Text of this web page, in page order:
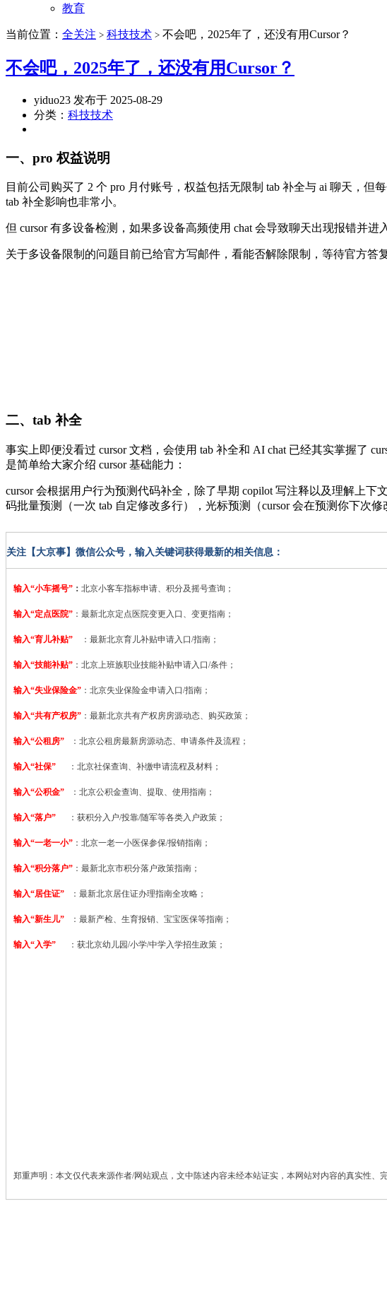
教育
当前位置： 全关注 > 科技技术 > 不会吧，2025年了，还没有用Cursor？
不会吧，2025年了，还没有用Cursor？
yiduo23 发布于 2025-08-29
分类： 科技技术
一、pro 权益说明
目前公司购买了 2 个 pro 月付账号，权益包括无限制 tab 补全与 ai 聊天，
tab 补全影响也非常小。
但 cursor 有多设备检测，如果多设备高频使用 chat 会导致聊天出现报错并进
关于多设备限制的问题目前已给官方写邮件，看能否解除限制，等待官方答
二、tab 补全
事实上即便没看过 cursor 文档，会使用 tab 补全和 AI chat 已经其实掌握了
是简单给大家介绍 cursor 基础能力：
cursor 会根据用户行为预测代码补全，除了早期 copilot 写注释以及理解上
码批量预测（一次 tab 自定修改多行），光标预测（cursor 会在预测你下次修
关注【大京事】微信公众号，输入关键词获得最新的相关信息：
输入“小车摇号” ： 北京小客车指标申请、积分及摇号查询；
输入“定点医院” ： 最新北京定点医院变更入口、变更指南；
输入“育儿补贴” ：最新北京育儿补贴申请入口/指南；
输入“技能补贴” ： 北京上班族职业技能补贴申请入口/条件；
输入“失业保险金” ：北京失业保险金申请入口/指南；
输入“共有产权房” ：最新北京共有产权房房源动态、购买政策；
输入“公租房” ：北京公租房最新房源动态、申请条件及流程；
输入“社保” ：北京社保查询、补缴申请流程及材料；
输入“公积金” ：北京公积金查询、提取、使用指南；
输入“落户” ：获积分入户/投靠/随军等各类入户政策；
输入“一老一小” ：北京一老一小医保参保/报销指南；
输入“积分落户” ：最新北京市积分落户政策指南；
输入“居住证” ：最新北京居住证办理指南全攻略；
输入“新生儿” ：最新产检、生育报销、宝宝医保等指南；
输入“入学” ：获北京幼儿园/小学/中学入学招生政策；
郑重声明：本文仅代表来源作者/网站观点，文中陈述内容未经本站证实，本网站对内容的真实性、